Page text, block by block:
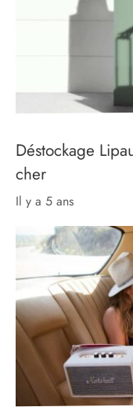
Déstockage
cher
il y a 5 ans